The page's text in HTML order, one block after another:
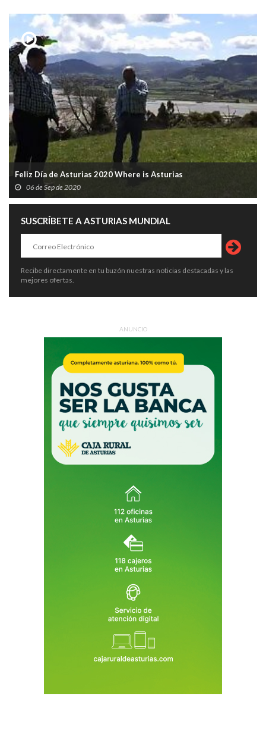
Feliz Día de Asturias 2020 Where is Asturias
06 de Sep de 2020
SUSCRÍBETE A ASTURIAS MUNDIAL
Recibe directamente en tu buzón nuestras noticias destacadas y las
mejores ofertas.
ANUNCIO